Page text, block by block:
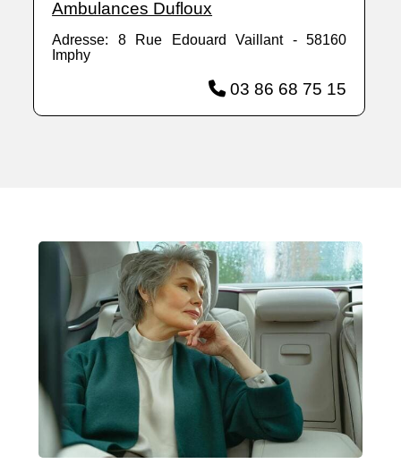
Ambulances Dufloux
Adresse: 8 Rue Edouard Vaillant - 58160
Imphy
03 86 68 75 15